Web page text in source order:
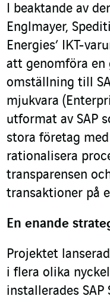
I beaktande av
Englmayer,
Energies’ IKT-
att genomföra en
omställning till
mjukvara
utformat av SAP
stora företag
rationalisera
transparensen
transaktioner på
En enande
Projektet
i flera olika
installerades